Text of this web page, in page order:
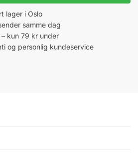
lager i Oslo
samme dag
kun 79 kr under
og personlig kundeservice